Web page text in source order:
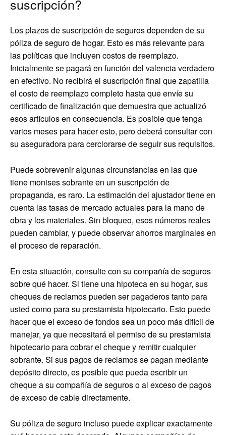
suscripción?
Los plazos de suscripción de seguros dependen de su
póliza de seguro de hogar. Esto es más relevante para
las políticas que incluyen costos de reemplazo.
Inicialmente se pagará en función del valencia verdadero
en efectivo. No recibirá el suscripción final que zapatilla
el costo de reemplazo completo hasta que envíe su
certificado de finalización que demuestra que actualizó
esos artículos en consecuencia. Es posible que tenga
varios meses para hacer esto, pero deberá consultar con
su aseguradora para cerciorarse de seguir sus requisitos.
Puede sobrevenir algunas circunstancias en las que
tiene monises sobrante en un suscripción de
propaganda, es raro. La estimación del ajustador tiene en
cuenta las tasas de mercado actuales para la mano de
obra y los materiales. Sin bloqueo, esos números reales
pueden cambiar, y puede observar ahorros marginales en
el proceso de reparación.
En esta situación, consulte con su compañía de seguros
sobre qué hacer. Si tiene una hipoteca en su hogar, sus
cheques de reclamos pueden ser pagaderos tanto para
usted como para su prestamista hipotecario. Esto puede
hacer que el exceso de fondos sea un poco más difícil de
manejar, ya que necesitará el permiso de su prestamista
hipotecario para cobrar el cheque y remitir cualquier
sobrante. Si sus pagos de reclamos se pagan mediante
depósito directo, es posible que pueda escribir un
cheque a su compañía de seguros o al exceso de pagos
de exceso de cable directamente.
Su póliza de seguro incluso puede explicar exactamente